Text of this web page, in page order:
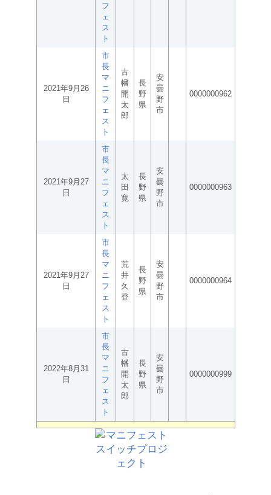
フ
ェ
ス
ト
2021年9月26
日
市
長
マ
ニ
フ
ェ
ス
ト
古
幡
開
太
郎
長
野
県
安
曇
野
市
0000000962
2021年9月27
日
市
長
マ
ニ
フ
ェ
ス
ト
太
田
寛
長
野
県
安
曇
野
市
0000000963
2021年9月27
日
市
長
マ
ニ
フ
ェ
ス
ト
荒
井
久
登
長
野
県
安
曇
野
市
0000000964
2022年8月31
日
市
長
マ
ニ
フ
ェ
ス
ト
古
幡
開
太
郎
長
野
県
安
曇
野
市
0000000999